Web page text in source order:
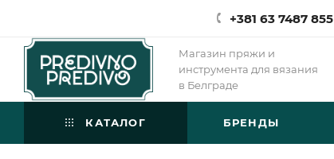
+381 63 7487 855
Магазин пряжи и
инструмента для вязания
в Белграде
КАТАЛОГ БРЕНДЫ